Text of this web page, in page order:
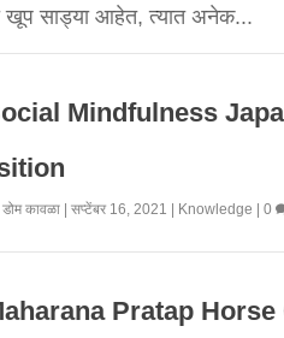
खूप साड्या आहेत, त्यात अनेक...
Mindfulness
डोम कावळा |सप्टेंबर 16, 2021 Knowledge |0
Pratap Horse